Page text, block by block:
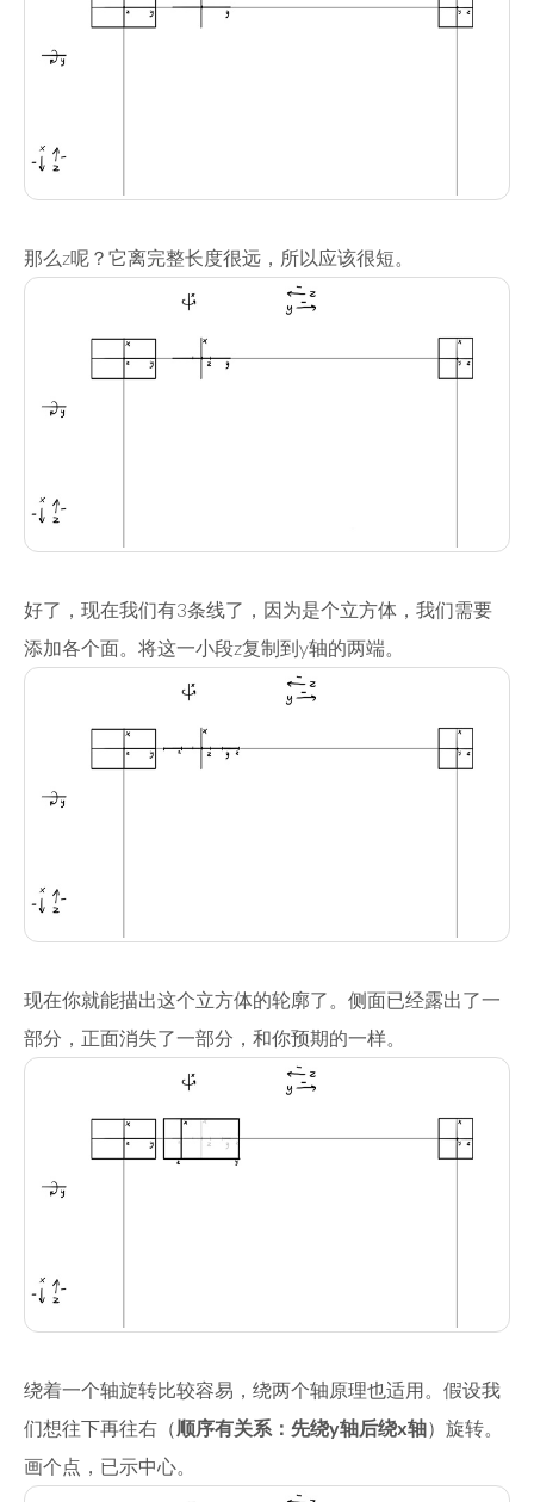
那么z呢？它离完整长度很远，所以应该很短。
好了，现在我们有3条线了，因为是个立方体，我们需要
添加各个面。将这一小段z复制到y轴的两端。
现在你就能描出这个立方体的轮廓了。侧面已经露出了一
部分，正面消失了一部分，和你预期的一样。
绕着一个轴旋转比较容易，绕两个轴原理也适用。假设我
们想往下再往右（顺序有关系：先绕y轴后绕x轴）旋转。
画个点，已示中心。